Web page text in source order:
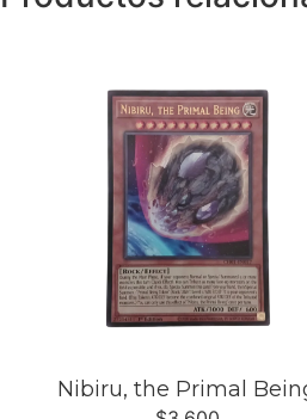
Nibiru, the Primal